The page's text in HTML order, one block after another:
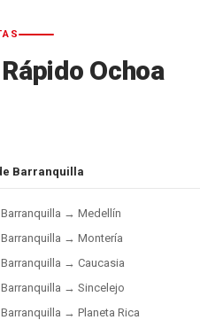
Ochoa
Barranquilla
→ Medellín
→ Montería
→ Caucasia
→ Sincelejo
→ Planeta Rica